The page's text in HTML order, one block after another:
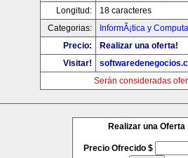
Longitud:
18 caracteres
Categorias:
InformÃ¡tica y
Precio:
Realizar una oferta!
Visitar!
Serán consideradas
Realizar una Oferta
Precio Ofrecido $